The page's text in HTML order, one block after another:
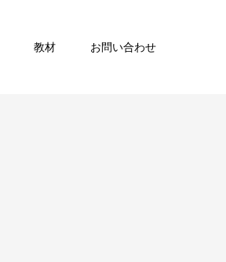
教材 お問い合わせ